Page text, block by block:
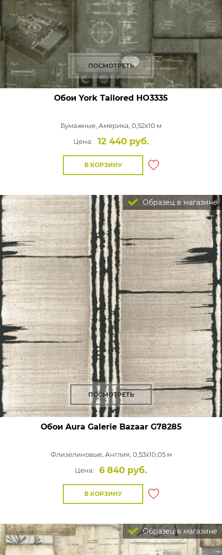
ПОСМОТРЕТЬ
Обои York Tailored HO3335
Бумажные, Америка, 0,52x10 м
Цена:
12 440 руб.
В КОРЗИНУ
Образец в магазине
ПОСМОТРЕТЬ
Обои Aura Galerie BazaarG78285
Флизелиновые, Англия, 0,53x10,05 м
Цена:
6 840 руб.
В КОРЗИНУ
Образец в магазине